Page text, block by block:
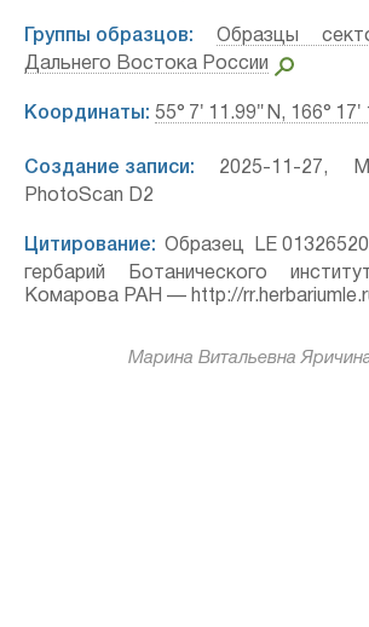
Группы образцов:
Образцы
Дальнего Востока России
Координаты: 55° 7′ 11.99″ N, 166°
Создание записи: 2025-11-27,
PhotoScan D2
Цитирование: Образец LE
гербарий Ботанического
Комарова РАН — http://
Марина Витальевна